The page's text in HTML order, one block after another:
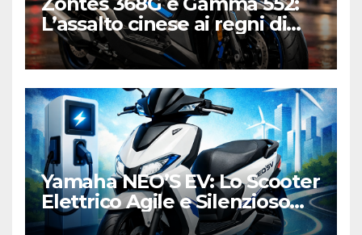
L’assalto cinese ai regni di
Honda e Yamaha
Yamaha NEO’S EV: Lo Scooter
Elettrico Agile e Silenzioso
per la Città